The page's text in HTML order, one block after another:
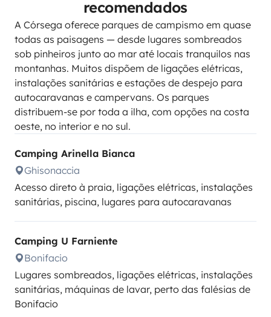
recomendados
A Córsega oferece parques de campismo em quase
todas as paisagens — desde lugares sombreados
sob pinheiros junto ao mar até locais tranquilos nas
montanhas. Muitos dispõem de ligações elétricas,
instalações sanitárias e estações de despejo para
autocaravanas e campervans. Os parques
distribuem-se por toda a ilha, com opções na costa
oeste, no interior e no sul.
Camping Arinella Bianca
Ghisonaccia
Acesso direto à praia, ligações elétricas, instalações
sanitárias, piscina, lugares para autocaravanas
Camping U Farniente
Bonifacio
Lugares sombreados, ligações elétricas, instalações
sanitárias, máquinas de lavar, perto das falésias de
Bonifacio